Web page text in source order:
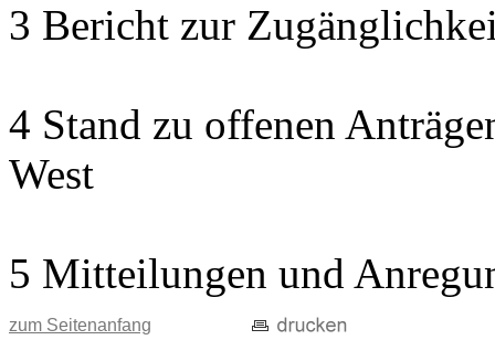
3 Bericht zur
4 Stand zu offenen
West
5 Mitteilungen und
zum Seitenanfang